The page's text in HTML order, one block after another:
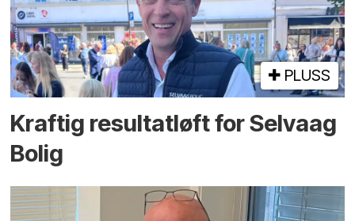
PLUSS
Kraftig resultatløft for Selvaag
Bolig